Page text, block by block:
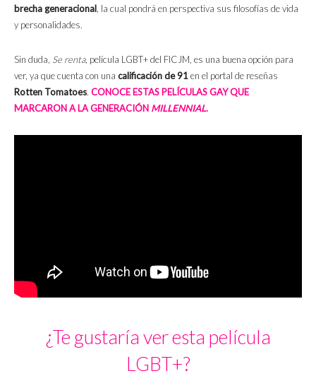
brecha generacional, la cual pondrá en perspectiva sus filosofías de vida
y personalidades.
Sin duda, Se renta, película LGBT+ del FICJM, es una buena opción para
ver, ya que cuenta con una calificación de 91en el portal de reseñas
Rotten Tomatoes. CONOCE ESTAS PELÍCULAS GAY QUE
MARCARON A LA GENERACIÓN MILLENNIAL.
¿Te gustaría ver esta película
LGBT+?